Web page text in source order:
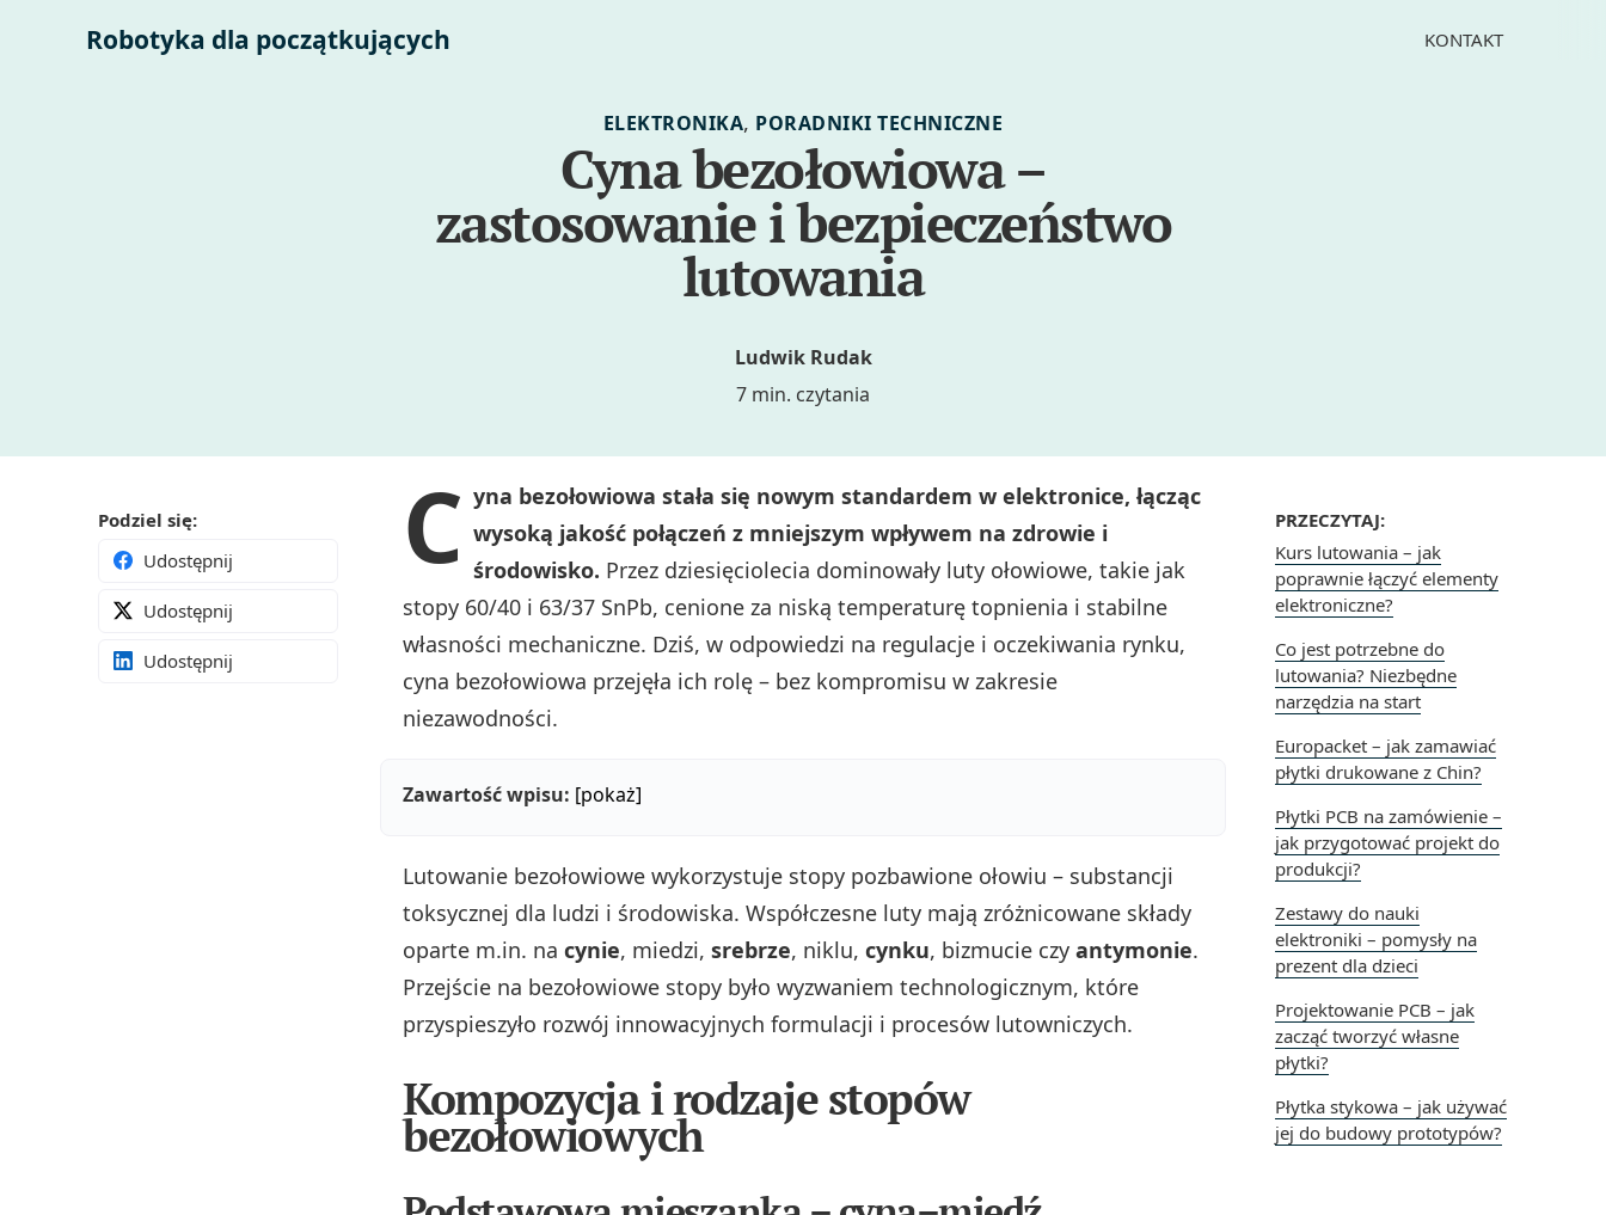
Robotyka dla początkujących KONTAKT
ELEKTRONIKA, PORADNIKI TECHNICZNE
Cyna bezołowiowa –
zastosowanie i bezpieczeństwo
lutowania
Ludwik Rudak
7 min. czytania
PRZECZYTAJ:
Kurs lutowania – jak
poprawnie łączyć elementy
elektroniczne?
Co jest potrzebne do
lutowania? Niezbędne
narzędzia na start
Europacket – jak zamawiać
płytki drukowane z Chin?
Płytki PCB na zamówienie –
jak przygotować projekt do
produkcji?
Zestawy do nauki
elektroniki – pomysły na
prezent dla dzieci
Projektowanie PCB – jak
zacząć tworzyć własne
płytki?
Płytka stykowa – jak używać
jej do budowy prototypów?
Podziel się:
Udostępnij
Udostępnij
Udostępnij
C yna bezołowiowa stała się nowym standardem w elektronice, łącząc
wysoką jakość połączeń z mniejszym wpływem na zdrowie i
środowisko. Przez dziesięciolecia dominowały luty ołowiowe, takie jak
stopy 60/40 i 63/37 SnPb, cenione za niską temperaturę topnienia i stabilne
własności mechaniczne. Dziś, w odpowiedzi na regulacje i oczekiwania rynku,
cyna bezołowiowa przejęła ich rolę – bez kompromisu w zakresie
niezawodności.
Zawartość wpisu: [pokaż]
Lutowanie bezołowiowe wykorzystuje stopy pozbawione ołowiu – substancji
toksycznej dla ludzi i środowiska. Współczesne luty mają zróżnicowane składy
oparte m.in. na cynie, miedzi, srebrze, niklu, cynku, bizmucie czy antymonie.
Przejście na bezołowiowe stopy było wyzwaniem technologicznym, które
przyspieszyło rozwój innowacyjnych formulacji i procesów lutowniczych.
Kompozycja i rodzaje stopów
bezołowiowych